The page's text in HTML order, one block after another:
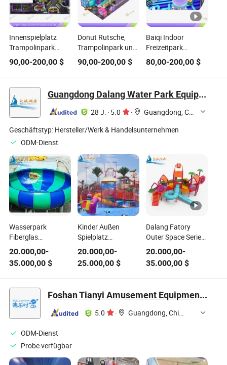
Innenspielplatz
Trampolinpark
Kunststoffrutsche
Ausstattung
Außen-Spielplatz
Innen-Spielplatz
Ausstattung für
Kinder
90,00-200,00 $
Donut Rutsche,
Trampolinpark und
Indoor-Outdoor
Freizeitpark
90,00-200,00$
Baiqi Indoor
Freizeitpark
Trampolinpark
Kunststoffrutsche
Ausstattung
Innen-Spielplatz
Ausstattung für
Kinder
80,00-200,00$
Guangdong Dalang Water Park Equipment Co., Ltd.
28 J. · 5.0 ·
Guangdong, China
Geschäftstyp: Hersteller/Werk & Handelsunternehmen
ODM-Dienst
Wasserpark
Fiberglas
Schwimmbecken
Rutschen Außen
Spielplatz
Wasserrutsche für
Freizeitpark
20.000,00-
35.000,00 $
Kinder Außen
Spielplatz
maßgeschneiderte
Gestaltung
Freizeitpark
Wasserburg Haus
20.000,00-
25.000,00$
Dalang Fatory
Outer Space Serie
Spielsets Kinder
Innenrutsche
Wasserpark Spiele
maßgeschneiderter
Außen-Spielplatz
Ausstattung
20.000,00-
35.000,00$
Foshan Tianyi Amusement Equipment Co., Ltd
5.0 · Guangdong, China
ODM-Dienst
Probe verfügbar